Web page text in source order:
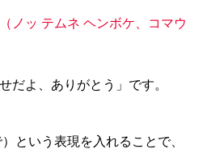
ノッ テムネ ヘンボケ、コマウ
だよ、ありがとう」です。
という表現を入れることで、